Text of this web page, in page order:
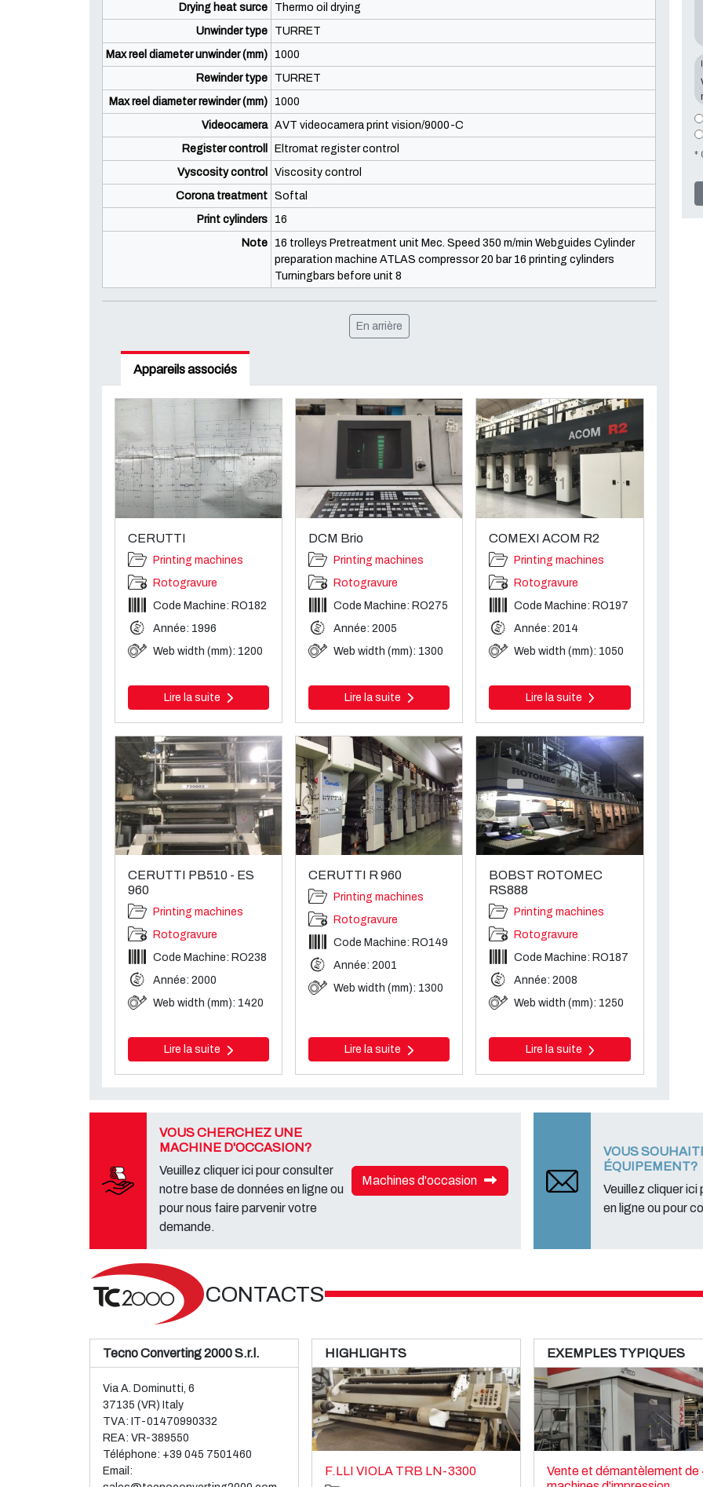
Drying heat surce
Thermo oil drying
Unwinder type
TURRET
Max reel diameter unwinder (mm)
1000
Rewinder type
TURRET
Max reel diameter rewinder (mm)
1000
Videocamera AVT videocamera print vision/9000-C
Register controll
Eltromat register control
Vyscosity control
Viscosity control
Corona treatment Softal
Print cylinders
16
Note
16 trolleys Pretreatment unit Mec. Speed 350 m/min Webguides Cylinder
preparation machine ATLAS compressor 20 bar 16 printing cylinders
Turningbars before unit 8
En arrière
Appareils associés
CERUTTI
Printing machines
Rotogravure
Code Machine: RO182
Année: 1996
Web width (mm): 1200
Lire la suite
DCM Brio
Printing machines
Rotogravure
Code Machine: RO275
Année: 2005
Web width (mm): 1300
Lire la suite
COMEXI ACOM R2
Printing machines
Rotogravure
Code Machine: RO197
Année: 2014
Web width (mm): 1050
Lire la suite
CERUTTI PB510 - ES
960
Printing machines
Rotogravure
Code Machine: RO238
Année: 2000
Web width (mm): 1420
Lire la suite
CERUTTI R 960
Printing machines
Rotogravure
Code Machine: RO149
Année: 2001
Web width (mm): 1300
Lire la suite
BOBST ROTOMEC
RS888
Printing machines
Rotogravure
Code Machine: RO187
Année: 2008
Web width (mm): 1250
Lire la suite
*
VOUS CHERCHEZ UNE
MACHINE D'OCCASION?
Veuillez cliquer ici pour consulter
notre base de données en ligne ou
pour nous faire parvenir votre
demande.
Machines d'occasion
VOUS
ÉQUIPEMENT?
Veuillez cliquer ici
en ligne ou pour
CONTACTS
HIGHLIGHTS
F.LLI VIOLA TRB LN-3300
EXEMPLES TYPIQUES
Vente et démantèlement de
Tecno Converting 2000 S.r.l.
Via A. Dominutti, 6
37135 (VR) Italy
TVA: IT-01470990332
REA: VR-389550
Téléphone: +39 045 7501460
Email: